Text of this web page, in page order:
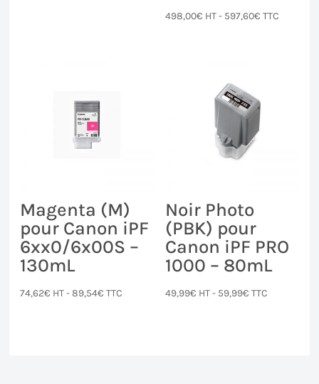
498,00€ HT - 597,60€ TTC
Magenta (M)
pour Canon iPF
6xx0/6x00S –
130mL
74,62€ HT -89,54€ TTC
Noir Photo
(PBK) pour
Canon iPF PRO
1000 – 80mL
49,99€ HT - 59,99€ TTC